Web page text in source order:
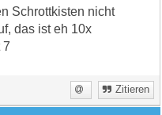
Schrottkisten nicht
das ist eh 10x
7
Zitieren